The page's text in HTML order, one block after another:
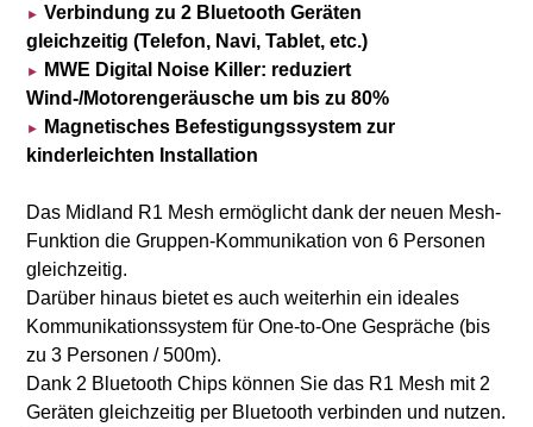
► Verbindung zu 2 Bluetooth Geräten
gleichzeitig (Telefon, Navi, Tablet, etc.)
►
MWE Digital Noise Killer: reduziert
Wind-/Motorengeräusche um bis zu 80%
►
Magnetisches Befestigungssystem zur
kinderleichten Installation
Das Midland R1 Mesh ermöglicht dank der neuen Mesh-
Funktion die Gruppen-Kommunikation von 6 Personen
gleichzeitig.
Darüber hinaus bietet es auch weiterhin ein ideales
Kommunikationssystem für One-to-One Gespräche (bis
zu 3 Personen / 500m).
Dank 2 Bluetooth Chips können Sie das R1 Mesh mit 2
Geräten gleichzeitig per Bluetooth verbinden und nutzen.